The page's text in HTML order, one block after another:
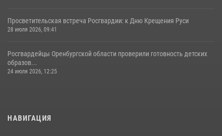
Просветительская встреча Росгвардии: к Дню Крещения Руси
28 июля 2026, 09:41
Росгвардейцы Оренбургской области проверили готовность детских
образов...
24 июля 2026, 12:25
НАВИГАЦИЯ